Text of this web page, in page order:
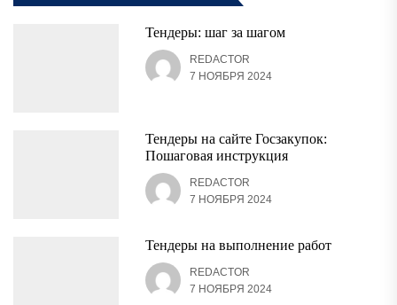
Тендеры: шаг за шагом
REDACTOR
7 НОЯБРЯ 2024
Тендеры на сайте Госзакупок:
Пошаговая инструкция
REDACTOR
7 НОЯБРЯ 2024
Тендеры на выполнение работ
REDACTOR
7 НОЯБРЯ 2024